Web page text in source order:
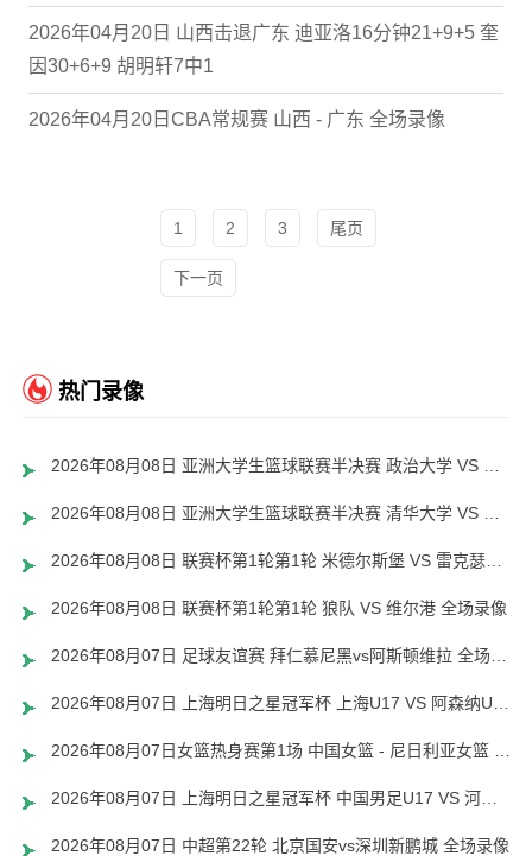
2026年04月20日 山西击退广东 迪亚洛16分钟21+9+5 奎
因30+6+9 胡明轩7中1
2026年04月20日CBA常规赛 山西 - 广东 全场录像
1 2 3 尾页
下一页
热门录像
2026年08月08日 联赛杯第1轮第1轮 米德尔斯堡 VS 雷克瑟姆 全场录像
2026年08月08日 联赛杯第1轮第1轮 狼队 VS 维尔港 全场录像
2026年08月07日 足球友谊赛 拜仁慕尼黑vs阿斯顿维拉 全场录像
2026年08月07日 上海明日之星冠军杯 中国男足U17 VS 河床U17 全场录像
2026年08月07日 中超第22轮 北京国安vs深圳新鹏城 全场录像